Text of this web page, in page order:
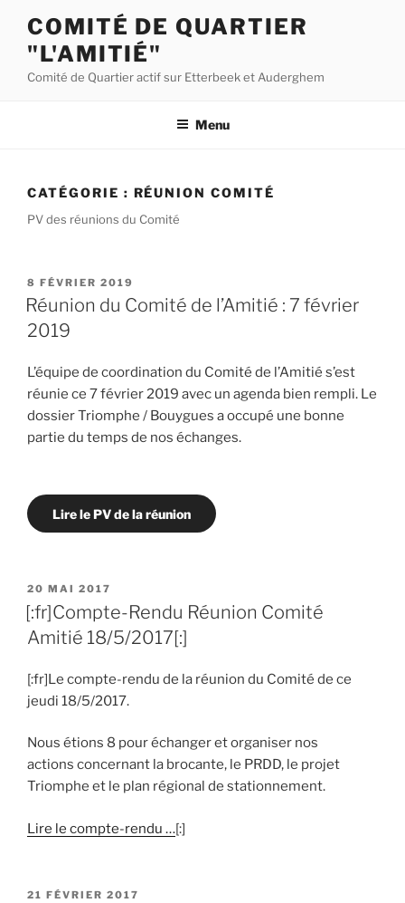
contenu
principal
COMITÉ DE QUARTIER
"L'AMITIÉ"
Comité de Quartier actif sur Etterbeek et Auderghem
Menu
CATÉGORIE : RÉUNION COMITÉ
PV des réunions du Comité
PUBLIÉ
LE
8 FÉVRIER 2019
Réunion du Comité de l’Amitié : 7 février
2019
L’équipe de coordination du Comité de l’Amitié s’est
réunie ce 7 février 2019 avec un agenda bien rempli. Le
dossier Triomphe / Bouygues a occupé une bonne
partie du temps de nos échanges.
Lire le PV de la réunion
PUBLIÉ
LE
20 MAI 2017
[:fr]Compte-Rendu Réunion Comité
Amitié 18/5/2017[:]
[:fr]Le compte-rendu de la réunion du Comité de ce
jeudi 18/5/2017.
Nous étions 8 pour échanger et organiser nos
actions concernant la brocante, le PRDD, le projet
Triomphe et le plan régional de stationnement.
Lire le compte-rendu …[:]
PUBLIÉ
21 FÉVRIER 2017